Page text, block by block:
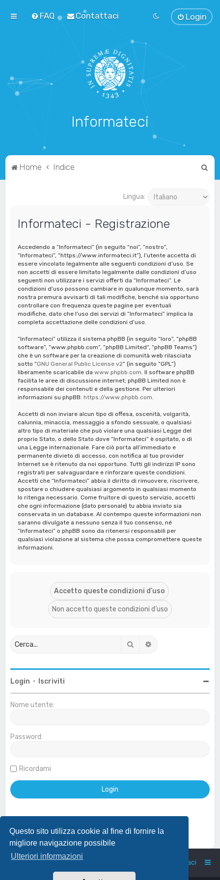
Questo sito utilizza cookie al fine di fornire la
migliore navigazione possibile
Ulteriori informazioni
FAQ Contattaci Login
Informateci
Home Indice
Lingua:
Informateci - Registrazione
Accedendo a “Informateci” (in seguito “noi”, “nostro”,
“Informateci”, “https://www.informateci.it”), l’utente accetta di
essere vincolato legalmente alle seguenti condizioni d’uso. Se
non accetti di essere limitato legalmente dalle condizioni d’uso
seguenti non utilizzare i servizi offerti da “Informateci”. Le
condizioni d’uso possono cambiare in qualunque momento, sarà
nostra premura avvisarti di tali modifiche, benché sia opportuno
controllare con frequenza queste pagine per eventuali
modifiche, dato che l’uso dei servizi di “Informateci” implica la
completa accettazione delle condizioni d’uso.
“Informateci” utilizza il sistema phpBB (in seguito “loro”, “phpBB
software”, “www.phpbb.com”, “phpBB Limited”, “phpBB Teams”)
che è un software per la creazione di comunità web rilasciata
sotto “GNU General Public License v2” (in seguito “GPL”)
liberamente scaricabile dawww.phpbb.com . Il software phpBB
facilita le aree di discussione internet; phpBB Limited non è
responsabile dei contenuti e della gestione. Per ulteriori
informazioni su phpBB: https://www.phpbb.com
Accetti di non inviare alcun tipo di offesa, oscenità, volgarità,
calunnia, minaccia, messaggio a sfondo sessuale, o qualsiasi
altro tipo di materiale che può violare una qualsiasi Legge del
proprio Stato, o dello Stato dove “Informateci” è ospitato, o di
una Legge internazionale. Fare ciò porta all’immediato e
permanente divieto di accesso, con notifica al tuo provider
Internet se è ritenuto da noi opportuno. Tutti gli indirizzi IP sono
registrati per salvaguardare e rinforzare queste condizioni.
Accetti che “Informateci” abbia il diritto di rimuovere, riscrivere,
spostare o chiudere qualsiasi argomento in qualsiasi momento
lo ritenga necessario. Come fruitore di questo servizio, accetti
che ogni informazione (dato personale) tu abbia inviato sia
conservata in un database. Al contempo queste informazioni non
saranno divulgate a nessuno senza il tuo consenso, né
“Informateci” o phpBB sono da ritenersi responsabili per
qualsiasi violazione al sistema che possa compromettere queste
informazioni.
Cerca
Login • Iscriviti
Nome utente:
Password:
Ricordami
Effettua login con account Google
Home Indice Contattaci